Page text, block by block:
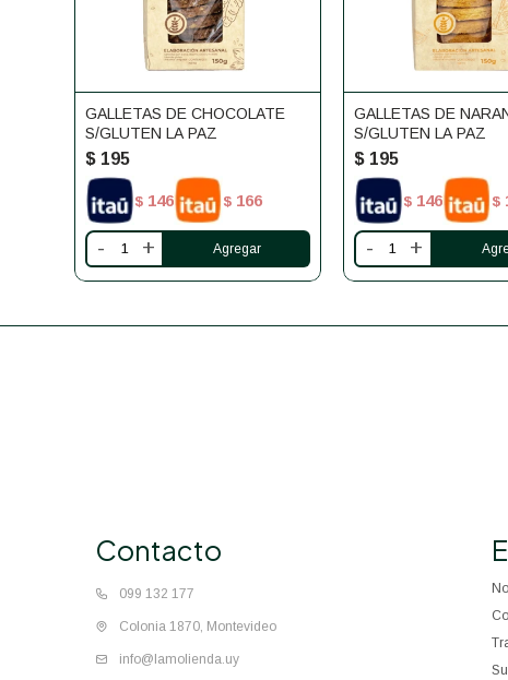
GALLETAS DE CHOCOLATE
S/GLUTEN LA PAZ
$ 195
$ 146 $ 166
- +
GALLETAS DE
S/GLUTEN LA PAZ
$ 195
$ 146 $
- +
Contacto
099 132 177
Colonia 1870, Montevideo
info@lamolienda.uy